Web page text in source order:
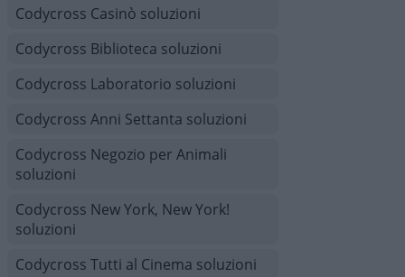
Codycross Casinò soluzioni
Codycross Biblioteca soluzioni
Codycross Laboratorio soluzioni
Codycross Anni Settanta soluzioni
Codycross Negozio per Animali
soluzioni
Codycross New York, New York!
soluzioni
Codycross Tutti al Cinema soluzioni